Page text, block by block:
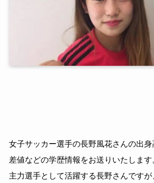
女子サッカー選手の長野風花さんの出
差値などの学歴情報をお送りいたしま
主力選手として活躍する長野さんです